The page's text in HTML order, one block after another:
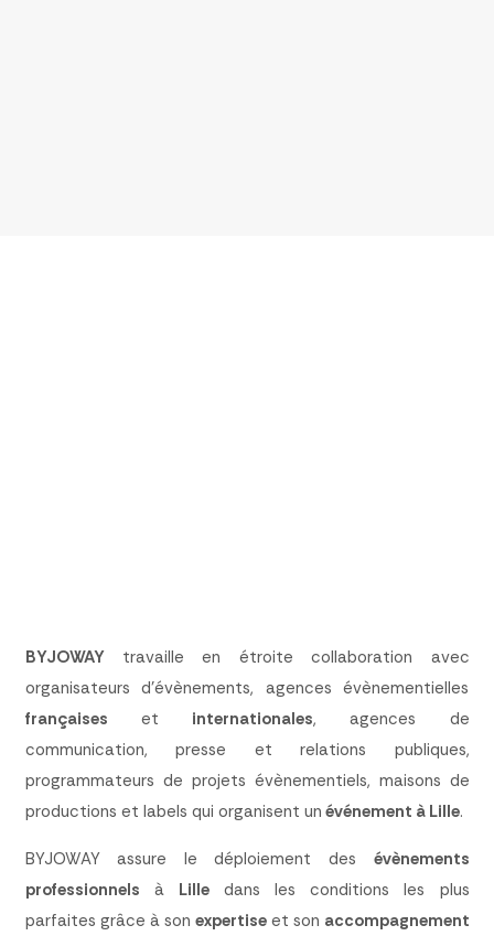
BYJOWAYtravaille en étroite collaboration avec
organisateurs d’évènements, agences évènementielles
françaises et internationales, agences de
communication, presse et relations publiques,
programmateurs de projets évènementiels, maisons de
productions et labels qui organisent un événement à Lille.
BYJOWAY assure le déploiement des évènements
professionnels à Lilledans les conditions les plus
parfaites grâce à son expertiseet son accompagnement